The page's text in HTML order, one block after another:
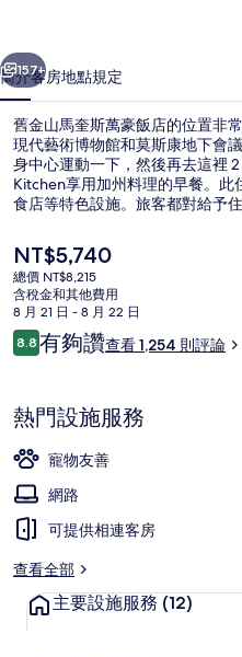
豪
飯
店
的
相
片
集
個 下一個
157+
簡介客房地點規定
舊金山馬奎斯萬豪飯店的位置非
現代藝術博物館和莫斯康地下會
身中心運動一下，然後再去這裡
Kitchen享用加州料理的早餐。
食店等特色設施。旅客都對給予
到市場街與 4 街站也只要 3 分鐘。
目
前
的
價
格
是
NT$5,740
總價 NT$8,215
含稅金和其他費用
8 月 21 日 - 8 月 22 日
評
論
8.88.8 分，滿分 10 分，
有夠讚查看 1,254 則評論
熱門設施服務
寵物友善
網路
可提供相連客房
查看全部
主要設施服務 (12)